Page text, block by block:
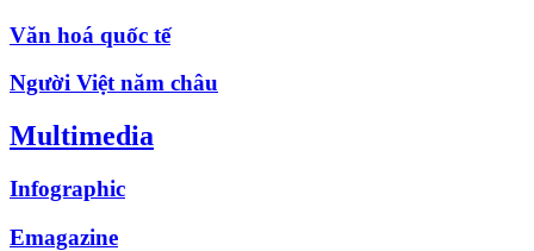
Văn hoá quốc tế
Người Việt năm châu
Multimedia
Infographic
Emagazine